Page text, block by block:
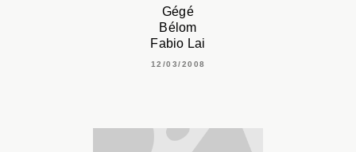
Gégé
Bélom
Fabio Lai
12/03/2008